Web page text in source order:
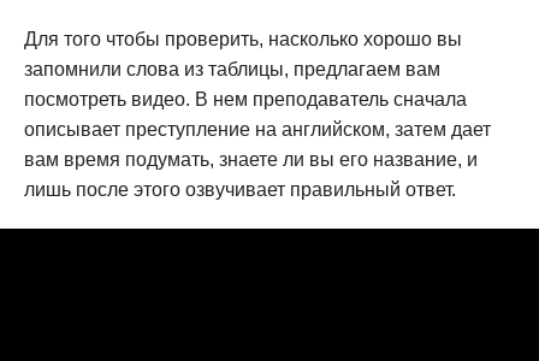
Для того чтобы проверить, насколько хорошо вы
запомнили слова из таблицы, предлагаем вам
посмотреть видео. В нем преподаватель сначала
описывает преступление на английском, затем дает
вам время подумать, знаете ли вы его название, и
лишь после этого озвучивает правильный ответ.